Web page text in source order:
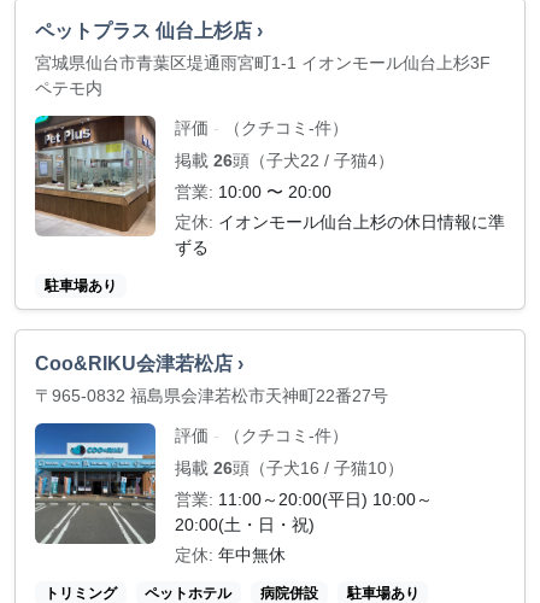
ペットプラス 仙台上杉店 ›
宮城県仙台市青葉区堤通雨宮町1-1 イオンモール仙台上杉3F
ペテモ内
評価 -
（クチコミ-件）
掲載 26頭（子犬22 / 子猫4）
営業: 10:00 〜 20:00
定休: イオンモール仙台上杉の休日情報に準
ずる
駐車場あり
Coo&RIKU会津若松店 ›
〒965-0832 福島県会津若松市天神町22番27号
評価 -
（クチコミ-件）
掲載 26頭（子犬16 / 子猫10）
営業: 11:00～20:00(平日) 10:00～
20:00(土・日・祝)
定休: 年中無休
トリミング ペットホテル 病院併設 駐車場あり